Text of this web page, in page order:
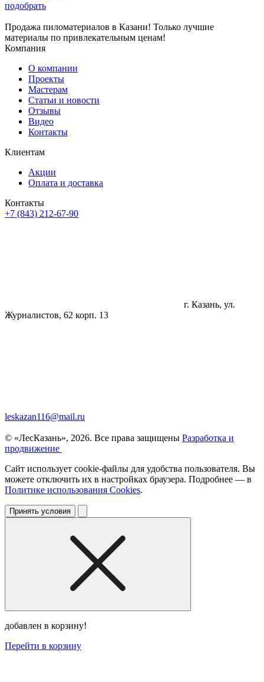
подобрать
Продажа пиломатериалов в Казани! Только лучшие
материалы по привлекательным ценам!
Компания
О компании
Проекты
Мастерам
Статьи и новости
Отзывы
Видео
Контакты
Клиентам
Акции
Оплата и доставка
Контакты
+7 (843) 212-67-90
г. Казань, ул.
Журналистов, 62 корп. 13
leskazan116@mail.ru
© «ЛесКазань», 2026. Все права защищены Разработка и
продвижение
Сайт использует cookie-файлы для удобства пользователя. Вы
можете отключить их в настройках браузера. Подробнее — в
Политике использования Cookies.
Принять условия
добавлен в корзину!
Перейти в корзину